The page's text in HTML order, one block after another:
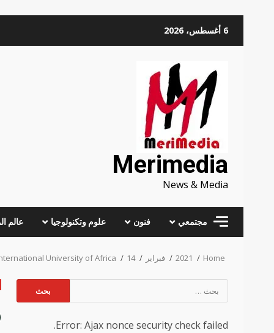
6 أغسطس، 2026
Merimedia
News & Media
مجتمعي فنون علوم وتكنولوجيا عالم
Home
2021 فبراير 14
University of Africa
عن:
Error: Ajax nonce security check failed.